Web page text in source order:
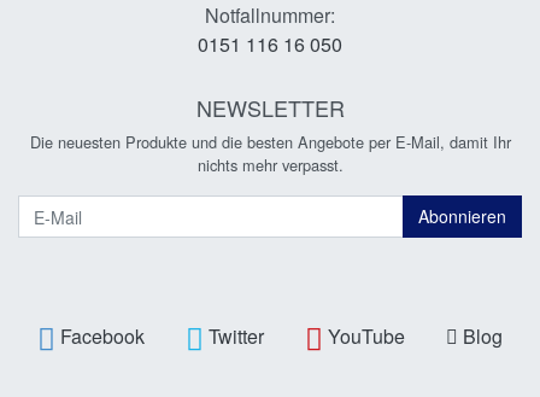
Notfallnummer:
0151 116 16 050
NEWSLETTER
Die neuesten Produkte und die besten Angebote per E-Mail, damit Ihr
nichts mehr verpasst.
Abonnieren
Facebook Twitter YouTube Blog